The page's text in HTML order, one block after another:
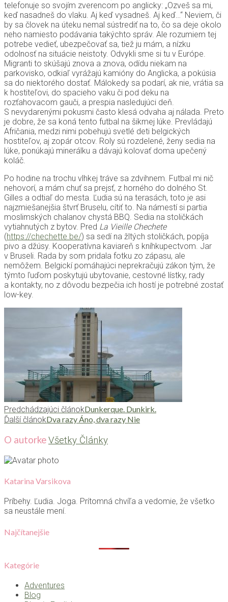
telefonuje so svojím zverencom po anglicky: „Ozveš sa mi,
keď nasadneš do vlaku. Aj keď vysadneš. Aj keď…“ Neviem, či
by sa človek na úteku nemal sústrediť na to, čo sa deje okolo
neho namiesto podávania takýchto správ. Ale rozumiem tej
potrebe vedieť, ubezpečovať sa, tiež ju mám, a nízku
odolnosť na situácie neistoty. Odvykli sme si tu v Európe.
Migranti to skúšajú znova a znova, odídu niekam na
parkovisko, odkiaľ vyrážajú kamióny do Anglicka, a pokúsia
sa do niektorého dostať. Málokedy sa podarí, ak nie, vrátia sa
k hostiteľovi, do spacieho vaku či pod deku na
rozťahovacom gauči, a prespia nasledujúci deň.
S nevydarenými pokusmi často klesá odvaha aj nálada. Preto
je dobre, že sa koná tento futbal na šikmej lúke. Prevládajú
Afričania, medzi nimi pobehujú svetlé deti belgických
hostiteľov, aj zopár otcov. Roly sú rozdelené, ženy sedia na
lúke, ponúkajú minerálku a dávajú kolovať doma upečený
koláč.
Po hodine na trochu vlhkej tráve sa zdvihnem. Futbal mi nič
nehovorí, a mám chuť sa prejsť, z horného do dolného St.
Gilles a odtiaľ do mesta. Ľudia sú na terasách, toto je asi
najzmiešanejšia štvrť Bruselu, cítiť to. Na námestí si partia
moslimských chalanov chystá BBQ. Sedia na stoličkách
vytiahnutých z bytov. Pred La Vieille Chechete
(https://chechette.be/) sa sedí na žltých stoličkách, popíja
pivo a džúsy. Kooperatívna kaviareň s kníhkupectvom. Jar
v Bruseli. Rada by som pridala fotku zo zápasu, ale
nemôžem. Belgickí pomáhajúci neprekračujú zákon tým, že
týmto ľuďom poskytujú ubytovanie, cestovné lístky, rady
a kontakty, no z dôvodu bezpečia ich hostí je potrebné zostať
low-key.
Predchádzajúci článokDunkerque. Dunkirk.
Ďalší článokDva razy Áno, dva razy Nie
O autorkeVšetky Články
Katarina Varsikova
Príbehy. Ľudia. Joga. Prítomná chvíľa a vedomie, že všetko
sa neustále mení.
Najčítanejšie
Kategórie
Adventures
Blog